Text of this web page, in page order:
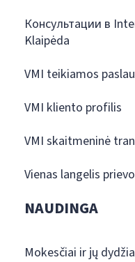
Консультации в
Klaipėda
VMI teikiamos
VMI kliento profilis
VMI skaitmeninė
Vienas langelis
NAUDINGA
Mokesčiai ir jų